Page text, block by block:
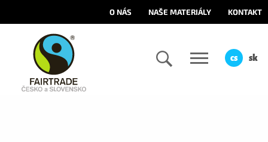
O NÁS NAŠE MATERIÁLY KONTAKT
cs sk